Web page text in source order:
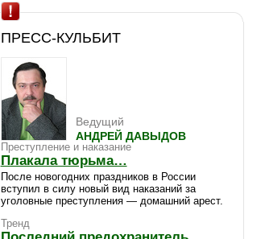
ПРЕСС-КУЛЬБИТ
Ведущий
АНДРЕЙ ДАВЫДОВ
Преступление и наказание
Плакала тюрьма…
После новогодних праздников в России
вступил в силу новый вид наказаний за
уголовные преступления — домашний арест.
Тренд